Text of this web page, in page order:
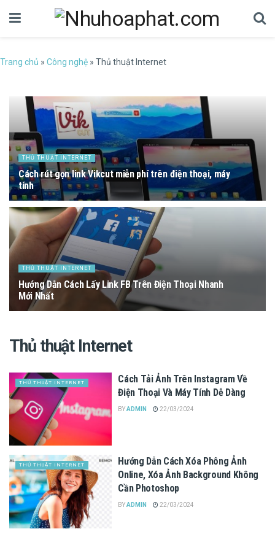
Trang chủ » Công nghệ » Thủ thuật Internet
THỦ THUẬT INTERNET
Cách rút gọn link Vikcut miễn phí trên điện thoại, máy
tính
06/09/2024
THỦ THUẬT INTERNET
Hướng Dẫn Cách Lấy Link FB Trên Điện Thoại Nhanh
Mới Nhất
Thủ thuật Internet
THỦ THUẬT INTERNET
Cách Tải Ảnh Trên Instagram Về
Điện Thoại Và Máy Tính Dễ Dàng
BYADMIN 22/03/2024
THỦ THUẬT INTERNET
Hướng Dẫn Cách Xóa Phông Ảnh
Online, Xóa Ảnh Background Không
Cần Photoshop
BYADMIN 22/03/2024